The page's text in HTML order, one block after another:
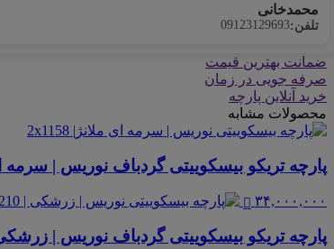
محمدخانی
تلفن:09123129693
ضمانت بهترین قیمت
صرفه جویی در زمان
خرید آنلاین پارچه
محصولات مشابه
پارچه تریکو بیسکوییتی گردباف نوریس | سرمه
۳۴,۰۰۰,۰۰۰
پارچه تریکو بیسکوییتی گردباف نوریس |